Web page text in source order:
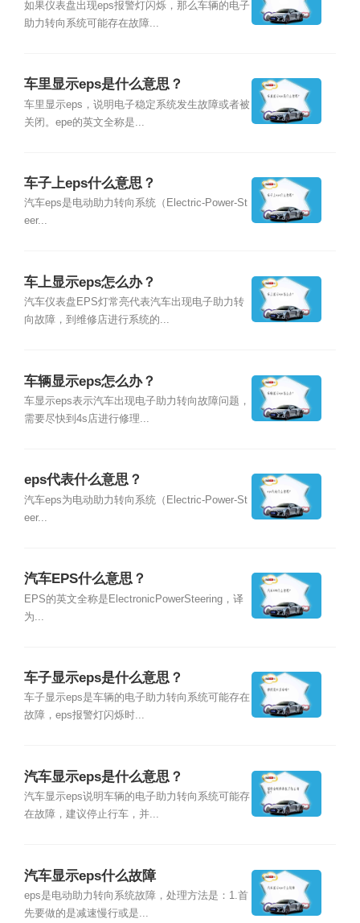
如果仪表盘出现eps报警灯闪烁，那么车辆的电子
助力转向系统可能存在故障...
车里显示eps是什么意思？
车里显示eps，说明电子稳定系统发生故障或者被
关闭。epe的英文全称是...
车子上eps什么意思？
汽车eps是电动助力转向系统（Electric-Power-St
eer...
车上显示eps怎么办？
汽车仪表盘EPS灯常亮代表汽车出现电子助力转
向故障，到维修店进行系统的...
车辆显示eps怎么办？
车显示eps表示汽车出现电子助力转向故障问题，
需要尽快到4s店进行修理...
eps代表什么意思？
汽车eps为电动助力转向系统（Electric-Power-St
eer...
汽车EPS什么意思？
EPS的英文全称是ElectronicPowerSteering，译
为...
车子显示eps是什么意思？
车子显示eps是车辆的电子助力转向系统可能存在
故障，eps报警灯闪烁时...
汽车显示eps是什么意思？
汽车显示eps说明车辆的电子助力转向系统可能存
在故障，建议停止行车，并...
汽车显示eps什么故障
eps是电动助力转向系统故障，处理方法是：1.首
先要做的是减速慢行或是...